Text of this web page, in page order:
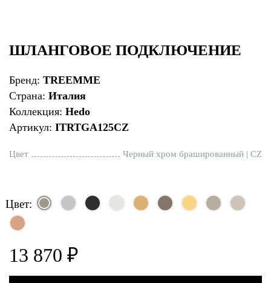
ШЛАНГОВОЕ ПОДКЛЮЧЕНИЕ
Бренд: TREEMME
Страна: Италия
Коллекция: Hedo
Артикул: ITRTGA125CZ
Цвет Черный хром брашированный | CZ
Цвет:
13 870 ₽